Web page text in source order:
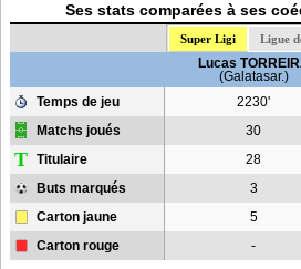
Ses stats comparées à ses
Super Ligi Ligue
Lucas
(Galatasar.)
Temps de jeu
2230'
Matchs joués 30
T Titulaire 28
Buts marqués 3
Carton jaune 5
Carton rouge -